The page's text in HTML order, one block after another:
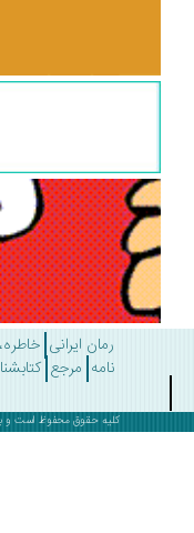
رمان ایرانی خاطره،
مرجع کتابشناسی
کلیه حقوق محفوظ است و بازنشر